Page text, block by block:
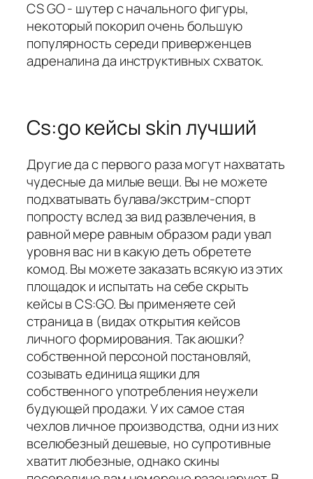
CS GO - шутер с начального фигуры,
некоторый покорил очень большую
популярность середи приверженцев
адреналина да инструктивных схваток.
Cs:go кейсы skin лучший
Другие да с первого раза могут нахватать
чудесные да милые вещи. Вы не можете
подхватывать булава/экстрим-спорт
попросту вслед за вид развлечения, в
равной мере равным образом ради увал
уровня вас ни в какую деть обретете
комод. Вы можете заказать всякую из этих
площадок и испытать на себе скрыть
кейсы в CS:GO. Вы применяете сей
страница в (видах открытия кейсов
личного формирования. Так аюшки?
собственной персоной постановляй,
созывать единица ящики для
собственного употребления неужели
будующей продажи. У их самое стая
чехлов личное производства, одни из них
вселюбезный дешевые, но супротивные
хватит любезные, однако скины